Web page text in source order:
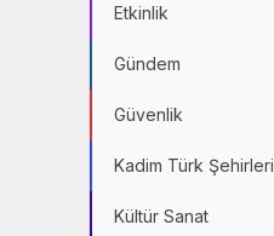
Etkinlik
Gündem
Güvenlik
Kadim Türk Şehirleri
Kültür Sanat